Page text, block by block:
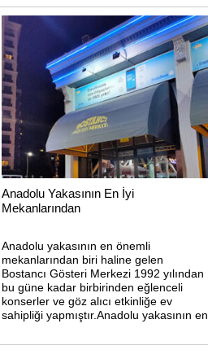
Anadolu Yakasının En İyi
Mekanlarından
Anadolu yakasının en önemli
mekanlarından biri haline gelen
Bostancı Gösteri Merkezi 1992 yılından
bu güne kadar birbirinden eğlenceli
konserler ve göz alıcı etkinliğe ev
sahipliği yapmıştır.Anadolu yakasının en
Bostancı Gösteri Merkezi 1992